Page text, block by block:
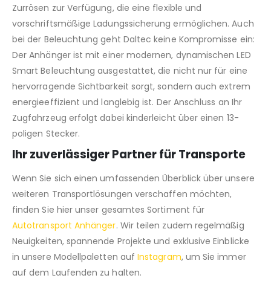
Zurrösen zur Verfügung, die eine flexible und
vorschriftsmäßige Ladungssicherung ermöglichen. Auch
bei der Beleuchtung geht Daltec keine Kompromisse ein:
Der Anhänger ist mit einer modernen, dynamischen LED
Smart Beleuchtung ausgestattet, die nicht nur für eine
hervorragende Sichtbarkeit sorgt, sondern auch extrem
energieeffizient und langlebig ist. Der Anschluss an Ihr
Zugfahrzeug erfolgt dabei kinderleicht über einen 13-
poligen Stecker.
Ihr zuverlässiger Partner für Transporte
Wenn Sie sich einen umfassenden Überblick über unsere
weiteren Transportlösungen verschaffen möchten,
finden Sie hier unser gesamtes Sortiment für
Autotransport Anhänger. Wir teilen zudem regelmäßig
Neuigkeiten, spannende Projekte und exklusive Einblicke
in unsere Modellpaletten aufInstagram, um Sie immer
auf dem Laufenden zu halten.